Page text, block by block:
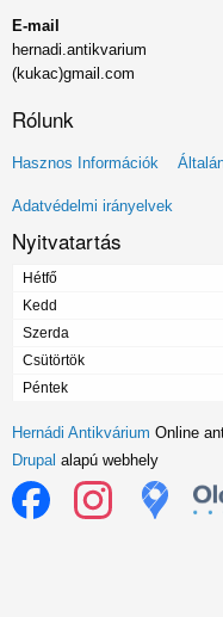
E-mail
hernadi.antikvarium
(kukac)gmail.com
Rólunk
Lábléc
menü
Hasznos Információk
Adatvédelmi irányelvek
Nyitvatartás
Hétfő
Kedd
Szerda
Csütörtök
Péntek
Hernádi Antikvárium Online
Drupal alapú webhely